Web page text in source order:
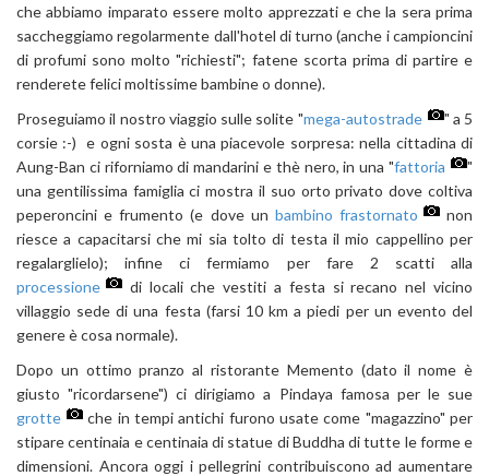
che abbiamo imparato essere molto apprezzati e che la sera prima
saccheggiamo regolarmente dall'hotel di turno (anche i campioncini
di profumi sono molto "richiesti"; fatene scorta prima di partire e
renderete felici moltissime bambine o donne).
Proseguiamo il nostro viaggio sulle solite "mega-autostrade
" a 5
corsie :-) e ogni sosta è una piacevole sorpresa: nella cittadina di
Aung-Ban ci riforniamo di mandarini e thè nero, in una "fattoria
"
una gentilissima famiglia ci mostra il suo orto privato dove coltiva
peperoncini e frumento (e dove un bambino frastornato
non
riesce a capacitarsi che mi sia tolto di testa il mio cappellino per
regalarglielo); infine ci fermiamo per fare 2 scatti alla
processione
di locali che vestiti a festa si recano nel vicino
villaggio sede di una festa (farsi 10 km a piedi per un evento del
genere è cosa normale).
Dopo un ottimo pranzo al ristorante Memento (dato il nome è
giusto "ricordarsene") ci dirigiamo a Pindaya famosa per le sue
grotte
che in tempi antichi furono usate come "magazzino" per
stipare centinaia e centinaia di statue di Buddha di tutte le forme e
dimensioni. Ancora oggi i pellegrini contribuiscono ad aumentare